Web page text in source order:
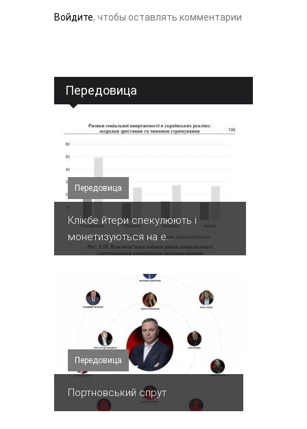
Войдите, чтобы оставлять комментарии
Передовица
Передовица
Клікбе йтери спекулюють і
монетизуються на е...
Передовица
Портновський спрут